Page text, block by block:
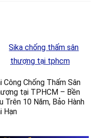
Công Chống Thấm Sân
tại TPHCM – Bền
Trên 10 Năm, Bảo Hành
Hạn